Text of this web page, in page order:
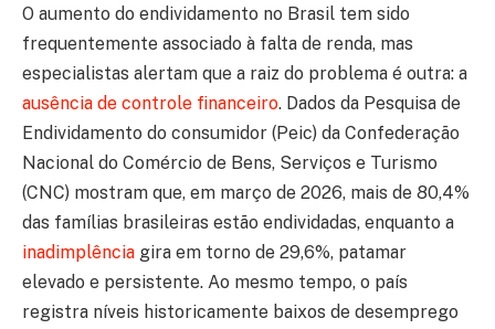
O aumento do endividamento no Brasil tem sido
frequentemente associado à falta de renda, mas
especialistas alertam que a raiz do problema é outra: a
ausência de controle financeiro. Dados da Pesquisa de
Endividamento do consumidor (Peic) da Confederação
Nacional do Comércio de Bens, Serviços e Turismo
(CNC) mostram que, em março de 2026, mais de 80,4%
das famílias brasileiras estão endividadas, enquanto a
inadimplência gira em torno de 29,6%, patamar
elevado e persistente. Ao mesmo tempo, o país
registra níveis historicamente baixos de desemprego